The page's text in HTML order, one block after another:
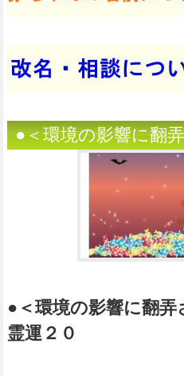
●＜環境の影響に翻
●＜環境の影響に翻
霊運２０